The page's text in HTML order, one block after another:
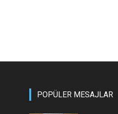
POPÜLER MESAJLAR